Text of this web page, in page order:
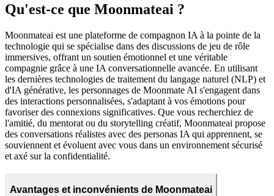
Qu'est-ce que Moonmateai ?
Moonmateai est une plateforme de compagnon IA à la pointe de la
technologie qui se spécialise dans des discussions de jeu de rôle
immersives, offrant un soutien émotionnel et une véritable
compagnie grâce à une IA conversationnelle avancée. En utilisant
les dernières technologies de traitement du langage naturel (NLP) et
d'IA générative, les personnages de Moonmate AI s'engagent dans
des interactions personnalisées, s'adaptant à vos émotions pour
favoriser des connexions significatives. Que vous recherchiez de
l'amitié, du mentorat ou du storytelling créatif, Moonmateai propose
des conversations réalistes avec des personas IA qui apprennent, se
souviennent et évoluent avec vous dans un environnement sécurisé
et axé sur la confidentialité.
Avantages et inconvénients de Moonmateai